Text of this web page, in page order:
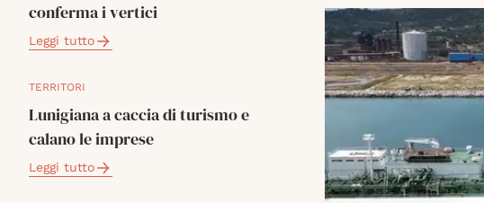
conferma i vertici
Leggi tutto
TERRITORI
Lunigiana a caccia di turismo e
calano le imprese
Leggi tutto